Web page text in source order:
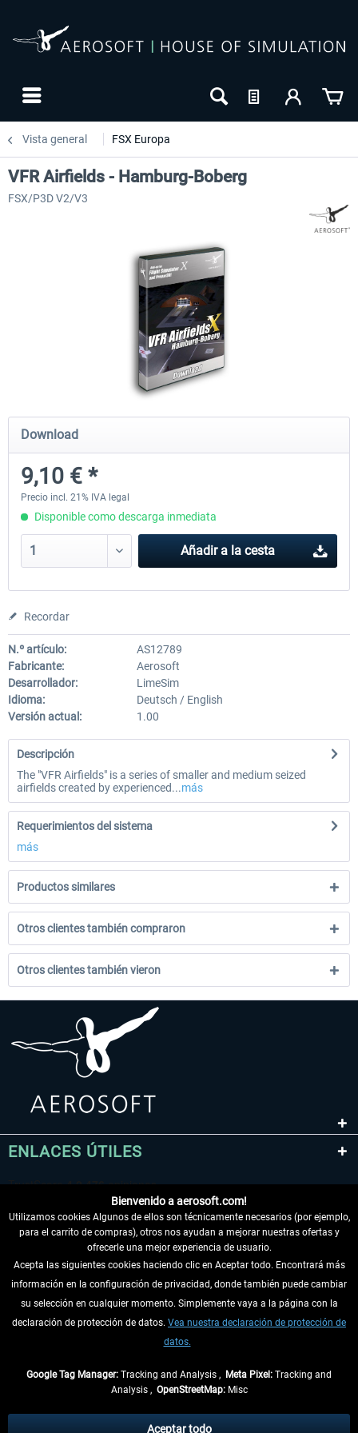
Vista general FSX Europa
Mega Airport Frankfurt V2.0
30,45 € *
Mega Airport Berlin
VFR Airfields - Hamburg-Boberg
FSX/P3D V2/V3
Download
9,10 € *
Precio incl. 21% IVA legal
Disponible como descarga inmediata
Añadir a la cesta
Recordar
N.º artículo:
AS12789
Fabricante:
Aerosoft
Desarrollador:
LimeSim
Idioma:
Deutsch / English
Versión actual:
1.00
Descripción
The "VFR Airfields" is a series of smaller and medium seized
airfields created by experienced...más
Requerimientos del sistema
más
Productos similares
Otros clientes también compraron
Otros clientes también vieron
ENLACES ÚTILES
DESISTIR DEL CONTRATO
INFORMACIÓN
tasas de recepción si no se describe lo contrario
Bienvenido a aerosoft.com!
Utilizamos cookies Algunos de ellos son técnicamente necesarios (por ejemplo,
para el carrito de compras), otros nos ayudan a mejorar nuestras ofertas y
ofrecerle una mejor experiencia de usuario.
Acepta las siguientes cookies haciendo clic en Aceptar todo. Encontrará más
información en la configuración de privacidad, donde también puede cambiar
su selección en cualquier momento. Simplemente vaya a la página con la
declaración de protección de datos. Vea nuestra declaración de protección de
datos.
Google Tag Manager: Tracking and Analysis , Meta Pixel: Tracking and
Analysis , OpenStreetMap:Misc
Aceptar todo